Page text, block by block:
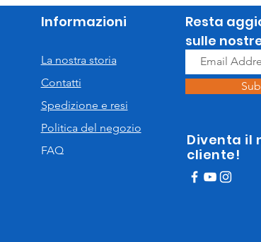
Informazioni
La nostra storia
Contatti
Spedizione e resi
Politica del negozio
FAQ
Resta
sulle
Diventa il
cliente!